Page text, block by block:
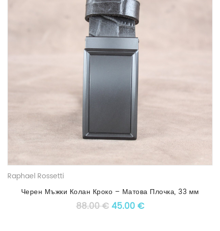
Raphael Rossetti
Черен Мъжки Колан Кроко – Матова Плочка, 33 мм
88.00€Original price was: 88.00
45.00€Текущата цена е: